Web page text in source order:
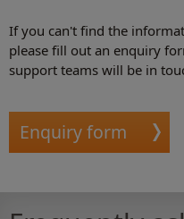
If you can't find the
please fill out an enquiry
support teams will be in
Enquiry form